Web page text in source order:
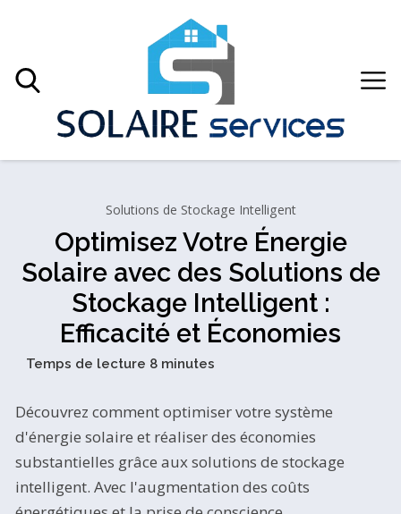
Solutions de Stockage Intelligent
Optimisez Votre Énergie
Solaire avec des Solutions de
Stockage Intelligent :
Efficacité et Économies
Découvrez comment optimiser votre système
d'énergie solaire et réaliser des économies
substantielles grâce aux solutions de stockage
intelligent. Avec l'augmentation des coûts